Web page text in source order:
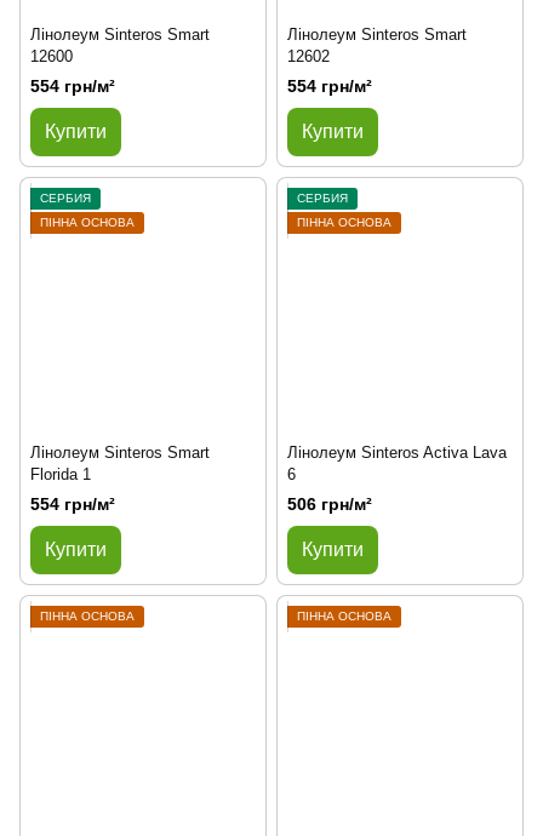
Лінолеум Sinteros Smart
12600
554 грн/м²
Купити
Лінолеум Sinteros Smart
12602
554 грн/м²
Купити
СЕРБИЯ
ПІННА ОСНОВА
Лінолеум Sinteros Smart
Florida 1
554 грн/м²
Купити
СЕРБИЯ
ПІННА ОСНОВА
Лінолеум Sinteros Activa Lava
6
506 грн/м²
Купити
ПІННА ОСНОВА ПІННА ОСНОВА